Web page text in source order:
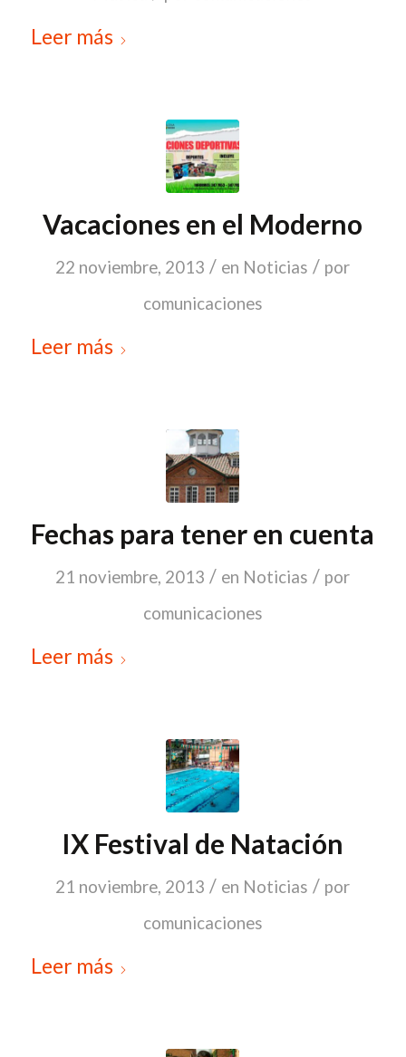
Leer más
Vacaciones en el Moderno
22 noviembre, 2013 / en Noticias / por
comunicaciones
Leer más
Fechas para tener en cuenta
21 noviembre, 2013 / en Noticias / por
comunicaciones
Leer más
IX Festival de Natación
21 noviembre, 2013 / en Noticias / por
comunicaciones
Leer más